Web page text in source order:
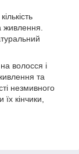
живлення.
волосся і
та
незмивного
кінчики,